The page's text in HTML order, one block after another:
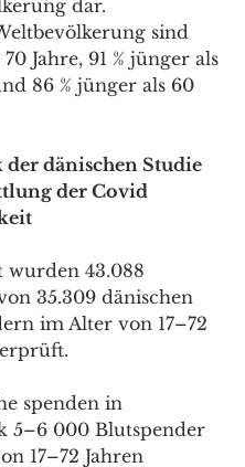
dar.
sind
Jahre, 91 % jünger als
86 % jünger als 60
dänischen Studie
der Covid
wurden 43.088
35.309 dänischen
im Alter von 17–72
spenden in
5–6 000 Blutspender
17–72 Jahren